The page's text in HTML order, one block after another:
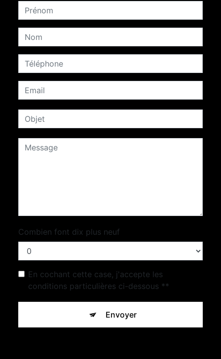
Combien font dix plus neuf
En cochant cette case, j'accepte les
conditions particulières ci-dessous **
Envoyer